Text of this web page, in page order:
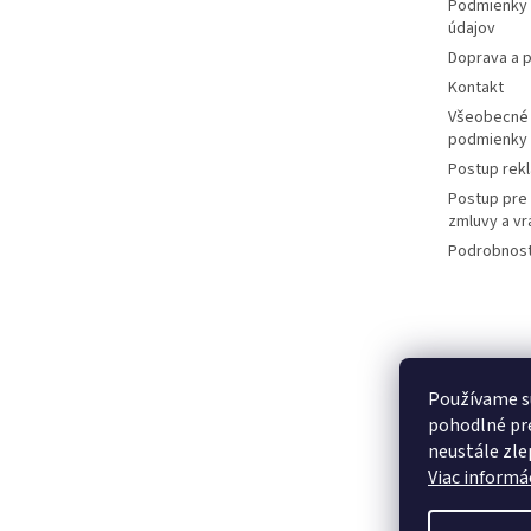
Používame
pohodlné
neustále
Viac
údajov
Doprava a
Kontakt
podmienky
Postup
Postup
zmluvy a